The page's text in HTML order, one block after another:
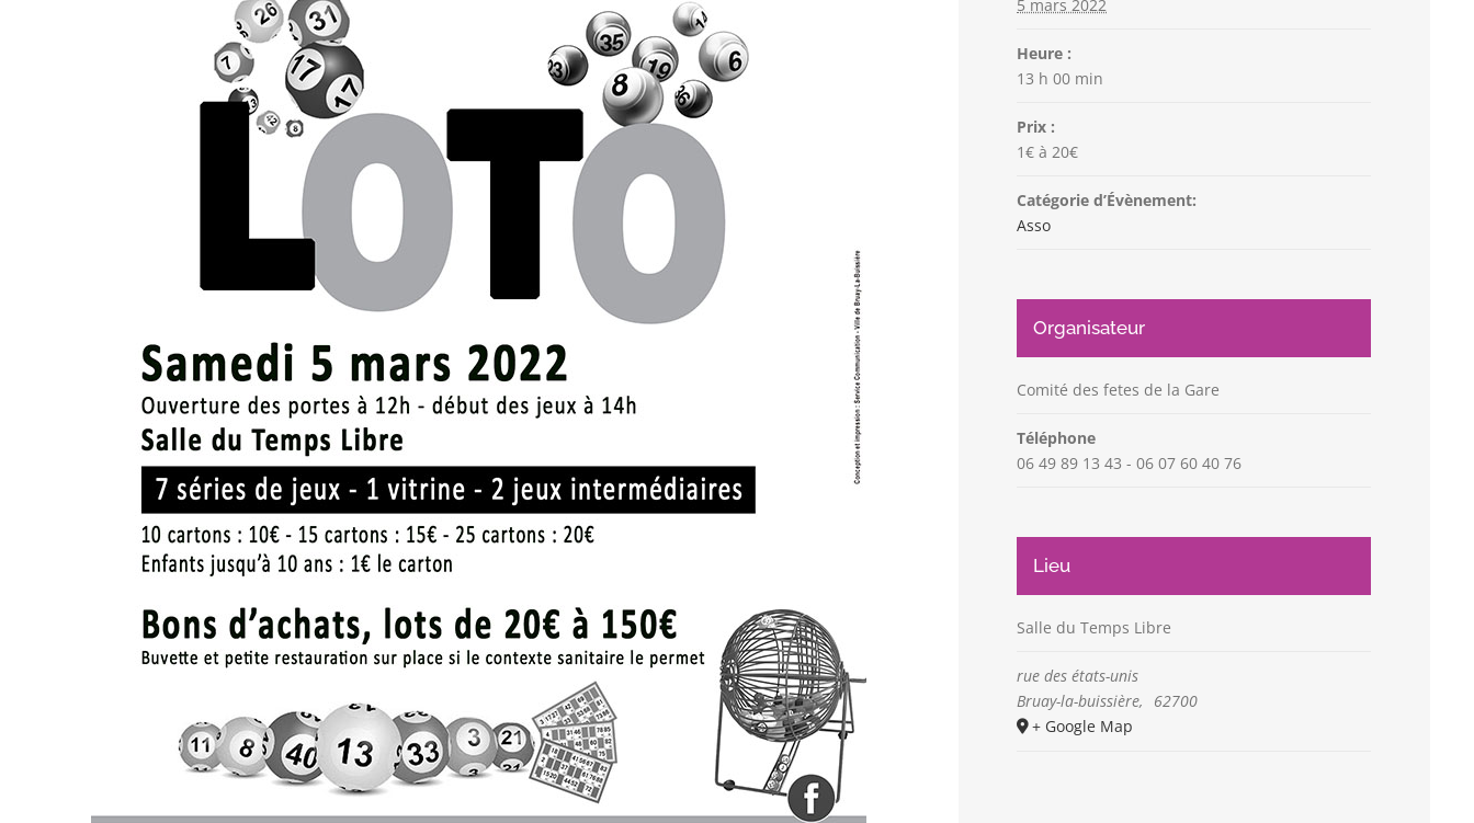
5 mars 2022
Heure :
13 h 00 min
Prix :
1€ à 20€
Catégorie d’Évènement:
Asso
Organisateur
Comité des fetes de la Gare
Téléphone
06 49 89 13 43 - 06 07 60 40 76
Lieu
Salle du Temps Libre
rue des états-unis
Bruay-la-buissière,
62700
+ Google Map